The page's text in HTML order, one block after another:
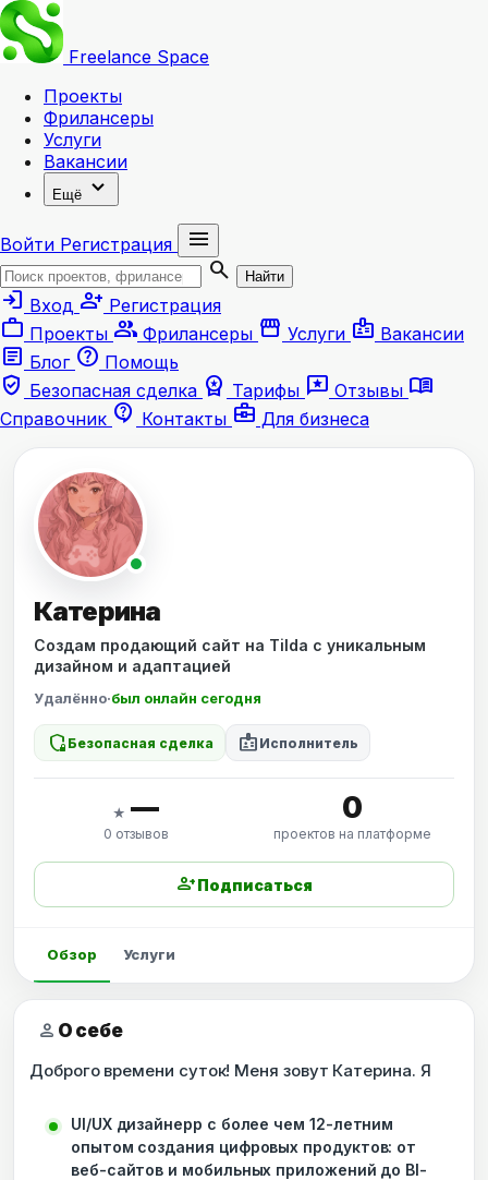
Freelance Space
Проекты
Фрилансеры
Услуги
Вакансии
Ещё expand_more
Войти Регистрация
menu
search
Найти
login Вход person_add Регистрация
work Проекты group Фрилансеры storefront Услуги badge Вакансии
article Блог help Помощь
verified_user Безопасная сделка workspace_premium Тарифы reviews Отзывы menu_book
Справочник contact_support Контакты business_center Для бизнеса
Катерина
Создам продающий сайт на Tilda с уникальным
дизайном и адаптацией
Удалённо·был онлайн сегодня
shield_locked Безопасная сделка badge Исполнитель
★ —
0 отзывов
0
проектов на платформе
person_addПодписаться
Обзор Услуги
person О себе
Доброго времени суток! Меня зовут Катерина. Я
UI/UX дизайнерр с более чем 12-летним
опытом создания цифровых продуктов: от
веб-сайтов и мобильных приложений до BI-